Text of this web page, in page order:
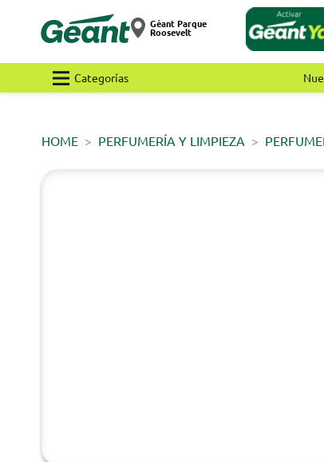
Géant Parque
Roosevelt
Categorías
HOME PERFUMERÍA Y LIMPIEZA